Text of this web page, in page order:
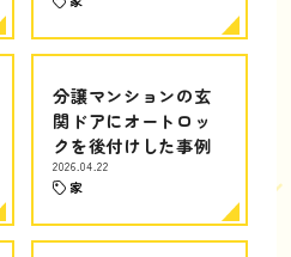
分譲マンションの玄
関ドアにオートロッ
クを後付けした事例
2026.04.22
家